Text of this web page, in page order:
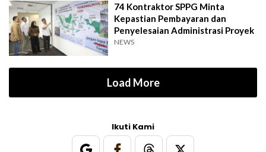
74 Kontraktor SPPG Minta
Kepastian Pembayaran dan
Penyelesaian Administrasi Proyek
NEWS
Load More
Ikuti Kami